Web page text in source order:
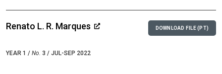
Renato L. R. Marques
YEAR 1 / No. 3 / JUL-SEP 2022
DOWNLOAD FILE (PT)